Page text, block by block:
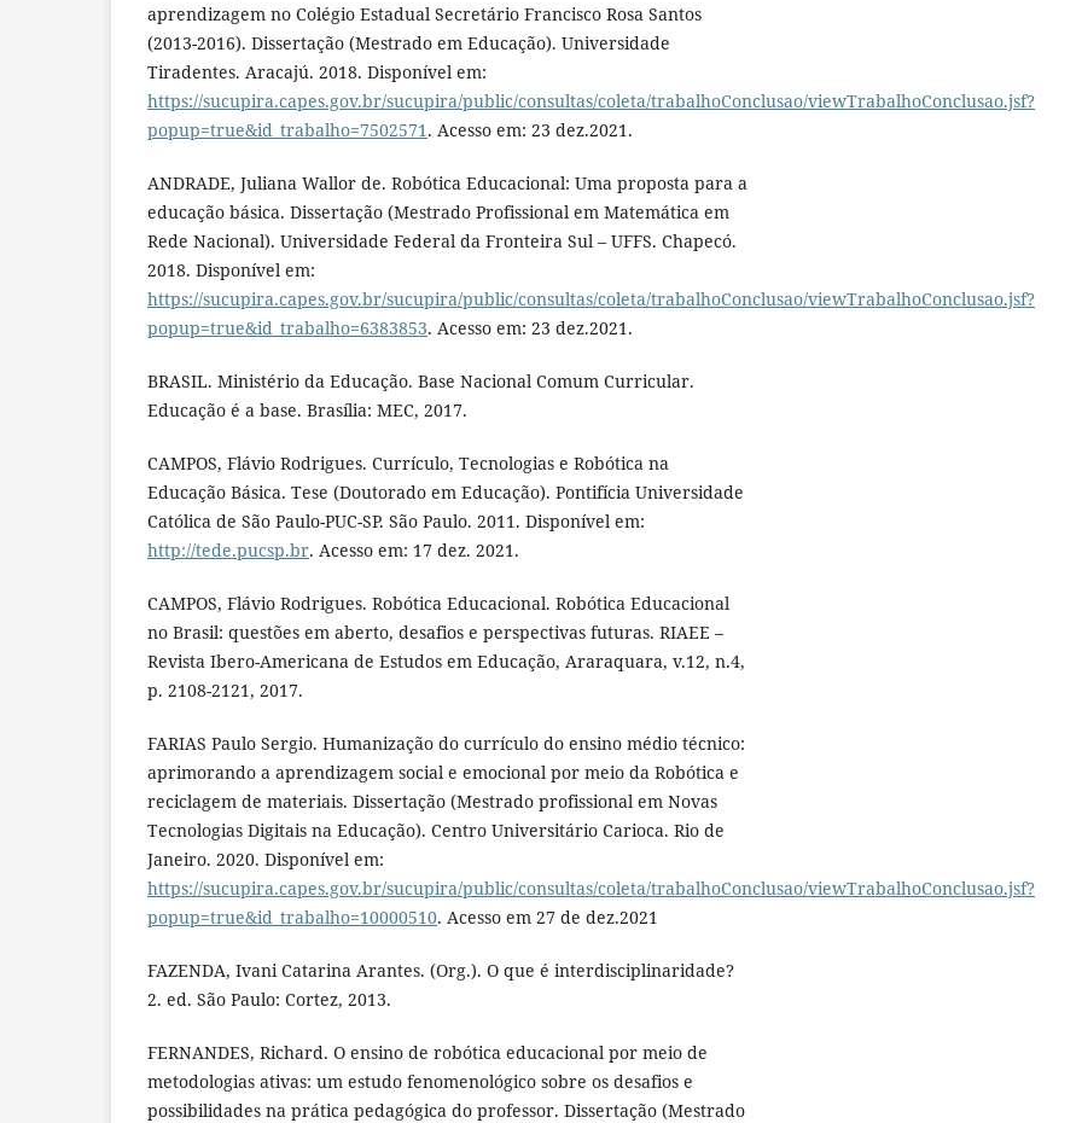
aprendizagem no Colégio Estadual Secretário Francisco Rosa Santos
(2013-2016). Dissertação (Mestrado em Educação). Universidade
Tiradentes. Aracajú. 2018. Disponível em:
https://sucupira.capes.gov.br/sucupira/public/consultas/coleta/trabalhoConclusao/viewTrabalhoConclusao.jsf?
popup=true&id_trabalho=7502571. Acesso em: 23 dez.2021.
ANDRADE, Juliana Wallor de. Robótica Educacional: Uma proposta para a
educação básica. Dissertação (Mestrado Profissional em Matemática em
Rede Nacional). Universidade Federal da Fronteira Sul – UFFS. Chapecó.
2018. Disponível em:
https://sucupira.capes.gov.br/sucupira/public/consultas/coleta/trabalhoConclusao/viewTrabalhoConclusao.jsf?
popup=true&id_trabalho=6383853. Acesso em: 23 dez.2021.
BRASIL. Ministério da Educação. Base Nacional Comum Curricular.
Educação é a base. Brasília: MEC, 2017.
CAMPOS, Flávio Rodrigues. Currículo, Tecnologias e Robótica na
Educação Básica. Tese (Doutorado em Educação). Pontifícia Universidade
Católica de São Paulo-PUC-SP. São Paulo. 2011. Disponível em:
http://tede.pucsp.br. Acesso em: 17 dez. 2021.
CAMPOS, Flávio Rodrigues. Robótica Educacional. Robótica Educacional
no Brasil: questões em aberto, desafios e perspectivas futuras. RIAEE –
Revista Ibero-Americana de Estudos em Educação, Araraquara, v.12, n.4,
p. 2108-2121, 2017.
FARIAS Paulo Sergio. Humanização do currículo do ensino médio técnico:
aprimorando a aprendizagem social e emocional por meio da Robótica e
reciclagem de materiais. Dissertação (Mestrado profissional em Novas
Tecnologias Digitais na Educação). Centro Universitário Carioca. Rio de
Janeiro. 2020. Disponível em:
https://sucupira.capes.gov.br/sucupira/public/consultas/coleta/trabalhoConclusao/viewTrabalhoConclusao.jsf?
popup=true&id_trabalho=10000510. Acesso em 27 de dez.2021
FAZENDA, Ivani Catarina Arantes. (Org.). O que é interdisciplinaridade?
2. ed. São Paulo: Cortez, 2013.
FERNANDES, Richard. O ensino de robótica educacional por meio de
metodologias ativas: um estudo fenomenológico sobre os desafios e
possibilidades na prática pedagógica do professor. Dissertação (Mestrado